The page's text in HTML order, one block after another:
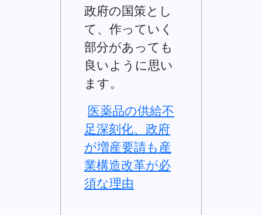
政府の国策とし
て、作っていく
部分があっても
良いように思い
ます。
医薬品の供給不
足深刻化、政府
が増産要請も産
業構造改革が必
須な理由